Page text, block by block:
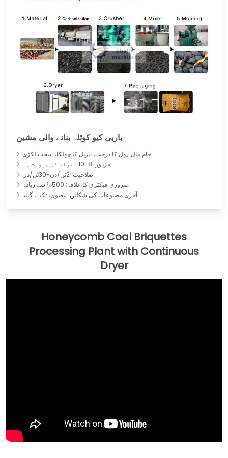
باربی کیو کوئلہ بنانے والی مشین
خام مال: پھل کا درخت، ناریل کا چھلکا، سخت لکڑی
مزدور: 8-10 افراد کی ضرورت ہے
صلاحیت: 2ٹن/دن-30ٹن/دن
ضروری فیکٹری کا علاقہ: 500م² سے زیادہ
آخری مصنوعات کی شکلیں: بیضوی، تکیہ، گیند